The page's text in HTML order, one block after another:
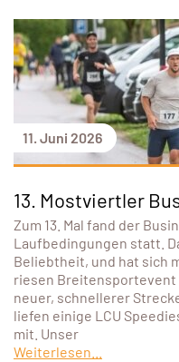
11. Juni 2026
13. Mostviertler
Zum 13. Mal fand der
Laufbedingungen statt.
Beliebtheit, und hat sich
riesen
neuer, schnellerer
liefen einige LCU
mit. Unser
Weiterlesen...